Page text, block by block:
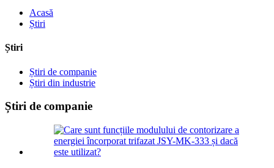
Acasă
Știri
Știri
Știri de companie
Știri din industrie
Știri de companie